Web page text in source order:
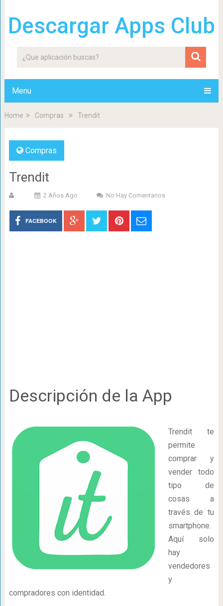
Descargar Apps Club
Menu
Home Compras Trendit
Compras
Trendit
2 Años Ago No Hay Comentarios
FACEBOOK
Descripción de la App
Trendit te
permite
comprar y
vender todo
tipo de
cosas a
través de tu
smartphone.
Aquí solo
hay
vendedores
y
compradores con identidad.